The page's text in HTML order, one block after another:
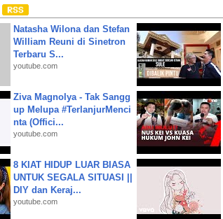
Natasha Wilona dan Stefan
William Reuni di Sinetron
Terbaru S...
youtube.com
Ziva Magnolya - Tak Sangg
up Melupa #TerlanjurMenci
nta (Offici...
youtube.com
8 KIAT HIDUP LUAR BIASA
UNTUK SEGALA SITUASI ||
DIY dan Keraj...
youtube.com